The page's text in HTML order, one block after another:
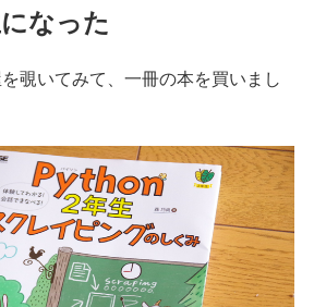
なった
覗いてみて、一冊の本を買いまし